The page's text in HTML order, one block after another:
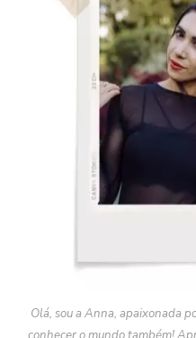
Olá, sou a Anna, apaixonada